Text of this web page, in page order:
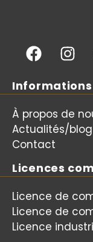
À propos de
Actualités/blog
Contact
Licences
Licence de
Licence de
Licence